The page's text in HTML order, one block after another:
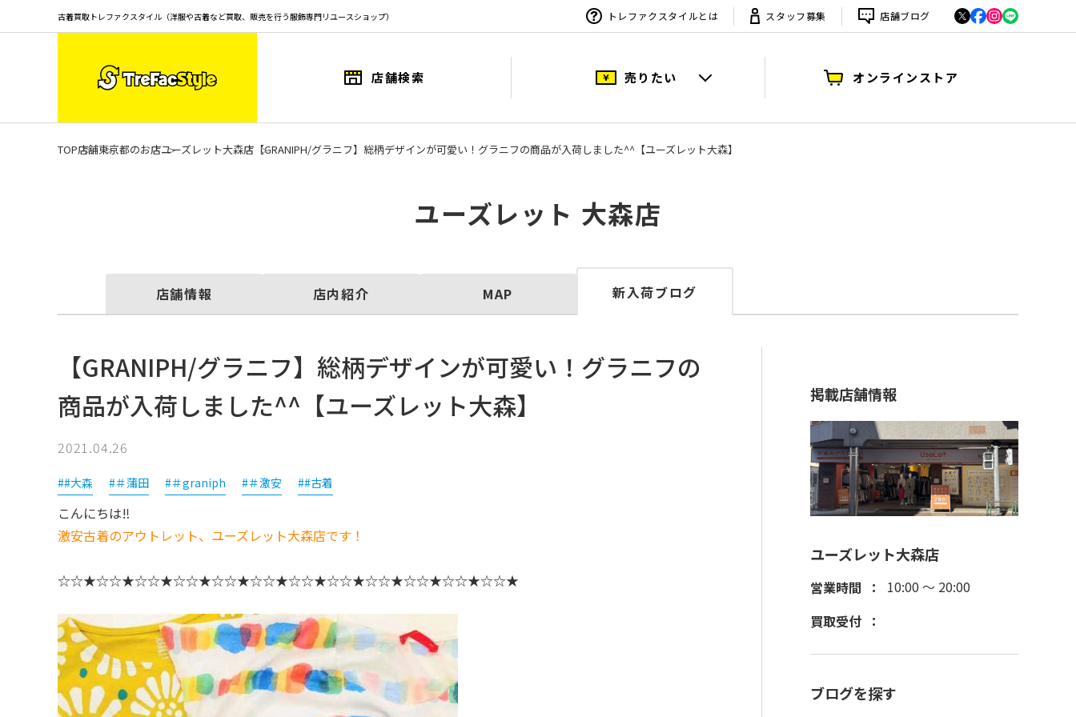
古着買取トレファクスタイル（洋服や古着など買取、販売を行う服飾専門リユースショップ） トレファクスタイルとは スタッフ募集 店舗ブログ
店舗検索 売りたい オンラインストア
TOP店舗東京都のお店ユーズレット大森店 【GRANIPH/グラニフ】総柄デザインが可愛い！グラニフの商品が入荷しました^^【ユーズレット大森】
ユーズレット 大森店
店舗情報 店内紹介 MAP 新入荷ブログ
【GRANIPH/グラニフ】総柄デザインが可愛い！グラニフの
商品が入荷しました^^【ユーズレット大森】
2021.04.26
##大森 #＃蒲田 #＃graniph #＃激安 ##古着
こんにちは‼
激安古着のアウトレット、ユーズレット大森店です！
☆☆★☆☆★☆☆★☆☆★☆☆★☆☆★☆☆★☆☆★☆☆★☆☆★☆☆★☆☆★
掲載店舗情報
ユーズレット大森店
営業時間
10:00 ～ 20:00
買取受付
ブログを探す